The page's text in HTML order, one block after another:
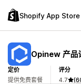
Shopify App Store
Opinew 产品
定价
提供免费套餐
评分
4.7